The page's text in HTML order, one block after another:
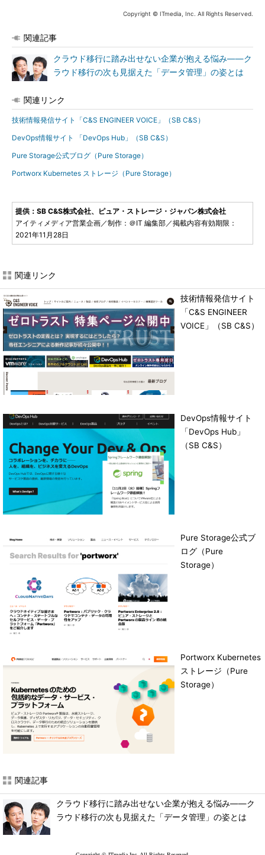
Copyright © ITmedia, Inc. All Rights Reserved.
関連記事
クラウド移行に踏み出せない企業が抱える悩み――ク
ラウド移行の次も見据えた「データ管理」の姿とは
関連リンク
技術情報発信サイト「C&S ENGINEER VOICE」（SB C&S）
DevOps情報サイト 「DevOps Hub」（SB C&S）
Pure Storage公式ブログ（Pure Storage）
Portworx Kubernetes ストレージ（Pure Storage）
提供：SB C&S株式会社、ピュア・ストレージ・ジャパン株式会社
アイティメディア営業企画／制作：＠IT 編集部／掲載内容有効期限：
2021年11月28日
関連リンク
技術情報発信サイト
「C&S ENGINEER
VOICE」（SB C&S）
DevOps情報サイト
「DevOps Hub」
（SB C&S）
Pure Storage公式ブ
ログ（Pure
Storage）
Portworx Kubernetes
ストレージ（Pure
Storage）
関連記事
クラウド移行に踏み出せない企業が抱える悩み――ク
ラウド移行の次も見据えた「データ管理」の姿とは